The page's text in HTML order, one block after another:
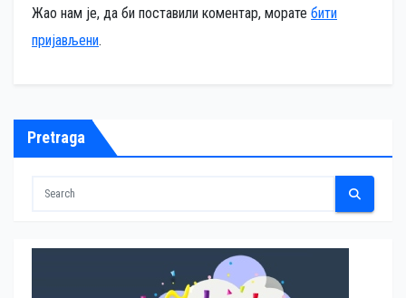
Жао нам је, да би поставили коментар, морате бити
пријављени.
Pretraga